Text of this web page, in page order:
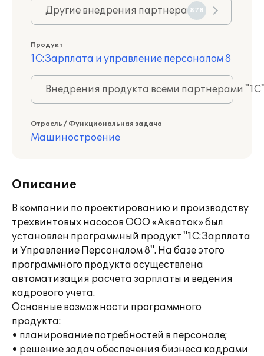
Другие внедрения партнера 878
Продукт
1С:Зарплата и управление персоналом 8
Внедрения продукта всеми партнерами
Отрасль / Функциональная задача
Машиностроение
Описание
В компании по проектированию и производству
трехвинтовых насосов ООО «Акваток» был
установлен программный продукт "1С:Зарплата
и Управление Персоналом 8". На базе этого
программного продукта осуществлена
автоматизация расчета зарплаты и ведения
кадрового учета.
Основные возможности программного
продукта:
• планирование потребностей в персонале;
• решение задач обеспечения бизнеса кадрами